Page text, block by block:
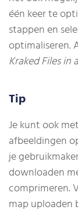
één keer te
stappen en
optimaliseren.
Kraked Files in
Tip
Je kunt ook
afbeeldingen
je
downloaden
comprimeren.
map uploaden